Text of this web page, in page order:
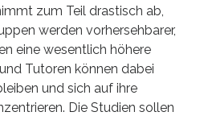
zum Teil drastisch ab,
werden vorhersehbarer,
eine wesentlich höhere
Tutoren können dabei
und sich auf ihre
Die Studien sollen